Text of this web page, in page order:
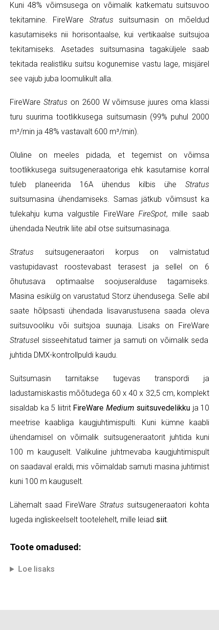
Kuni 48% võimsusega on võimalik katkematu suitsuvoo
tekitamine. FireWare Stratussuitsumasin on mõeldud
kasutamiseks nii horisontaalse, kui vertikaalse suitsujoa
tekitamiseks. Asetades suitsumasina tagaküljele saab
tekitada realistliku suitsu kogunemise vastu lage, misjärel
see vajub juba loomulikult alla.
FireWare Stratuson 2600 W võimsuse juures oma klassi
turu suurima tootlikkusega suitsumasin (99% puhul 2000
m³/min ja 48% vastavalt 600 m³/min).
Oluline on meeles pidada, et tegemist on võimsa
tootlikkusega suitsugeneraatoriga ehk kasutamise korral
tuleb planeerida 16A ühendus kilbis ühe Stratus
suitsumasina ühendamiseks. Samas jätkub võimsust ka
tulekahju kuma valgustile FireWareFireSpot, mille saab
ühendada Neutrik liite abil otse suitsumasinaga.
Stratus suitsugeneraatori korpus on valmistatud
vastupidavast roostevabast terasest ja sellel on 6
õhutusava optimaalse soojuseralduse tagamiseks.
Masina esikülg on varustatud Storz ühendusega. Selle abil
saate hõlpsasti ühendada lisavarustusena saada oleva
suitsuvooliku või suitsjoa suunaja. Lisaks on FireWare
Stratusel sisseehitatud taimer ja samuti on võimalik seda
juhtida DMX-kontrollpuldi kaudu.
Suitsumasin tarnitakse tugevas transpordi ja
ladustamiskastis mõõtudega 60 x 40 x 32,5 cm, komplekt
sisaldab ka 5 liitrit FireWare Medium suitsuvedelikku ja 10
meetrise kaabliga kaugjuhtimispulti. Kuni kümne kaabli
ühendamisel on võimalik suitsugeneraatorit juhtida kuni
100 m kauguselt. Valikuline juhtmevaba kaugjuhtimispult
on saadaval eraldi, mis võimaldab samuti masina juhtimist
kuni 100 m kauguselt.
Lähemalt saad FireWare Stratus suitsugeneraatori kohta
lugeda ingliskeelselt tootelehelt, mille leiad siit.
Toote omadused:
Loe lisaks